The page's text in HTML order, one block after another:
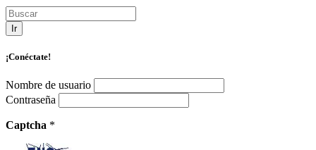
Ir
¡Conéctate!
Nombre de usuario
Contraseña
Captcha *